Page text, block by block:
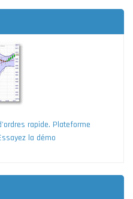
rapide. Plateforme
la démo